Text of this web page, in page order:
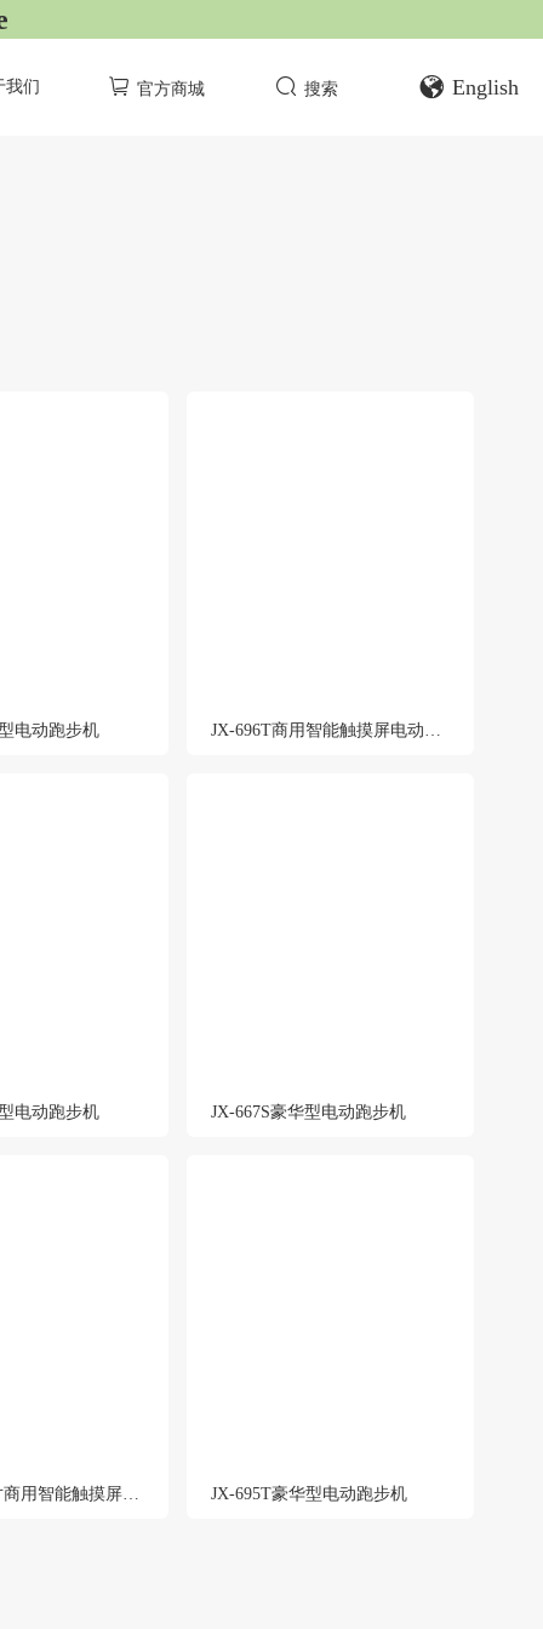
我们 官方商城 搜索 English
电动跑步机 JX-696T商用智能触摸屏电动跑步机
电动跑步机 JX-667S豪华型电动跑步机
JX-696A 32寸商用智能触摸屏跑步机 JX-695T豪华型电动跑步机